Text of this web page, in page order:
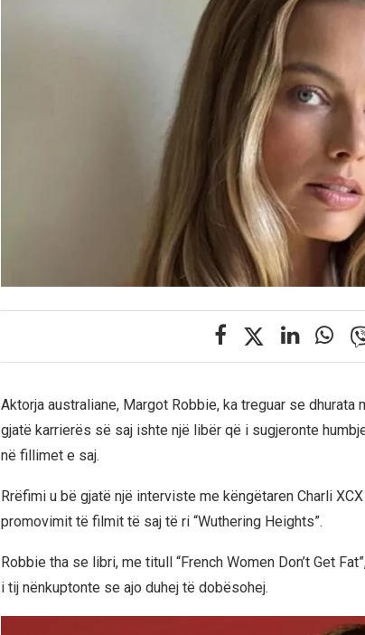
Aktorja australiane, Margot Robbie, ka treguar se dhurata
gjatë karrierës së saj ishte një libër që i sugjeronte
në fillimet e saj.
Rrëfimi u bë gjatë një interviste me këngëtaren Charli
promovimit të filmit të saj të ri “Wuthering Heights”.
Robbie tha se libri, me titull “French Women Don’t Get
i tij nënkuptonte se ajo duhej të dobësohej.